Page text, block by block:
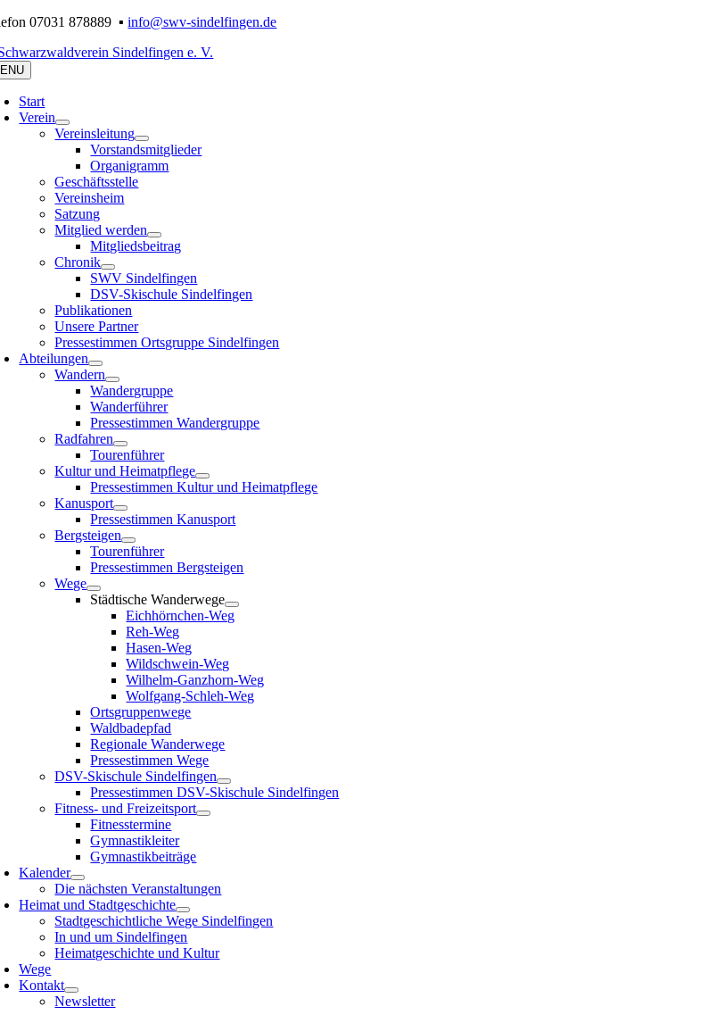
Zum
springen
07031 878889 ▪info@swv-sindelfingen.de
Start
Verein
Vereinsleitung
Vorstandsmitglieder
Organigramm
Geschäftsstelle
Vereinsheim
Satzung
Mitglied werden
Mitgliedsbeitrag
Chronik
SWV Sindelfingen
DSV-Skischule Sindelfingen
Publikationen
Unsere Partner
Pressestimmen Ortsgruppe Sindelfingen
Abteilungen
Wandern
Wandergruppe
Wanderführer
Pressestimmen Wandergruppe
Radfahren
Tourenführer
Kultur und Heimatpflege
Pressestimmen Kultur und Heimatpflege
Kanusport
Pressestimmen Kanusport
Bergsteigen
Tourenführer
Pressestimmen Bergsteigen
Wege
Städtische Wanderwege
Eichhörnchen-Weg
Reh-Weg
Hasen-Weg
Wildschwein-Weg
Wilhelm-Ganzhorn-Weg
Wolfgang-Schleh-Weg
Ortsgruppenwege
Waldbadepfad
Regionale Wanderwege
Pressestimmen Wege
DSV-Skischule Sindelfingen
Pressestimmen DSV-Skischule Sindelfingen
Fitness- und Freizeitsport
Fitnesstermine
Gymnastikleiter
Gymnastikbeiträge
Kalender
Die nächsten Veranstaltungen
Heimat und Stadtgeschichte
Stadtgeschichtliche Wege Sindelfingen
In und um Sindelfingen
Heimatgeschichte und Kultur
Wege
Kontakt
Newsletter